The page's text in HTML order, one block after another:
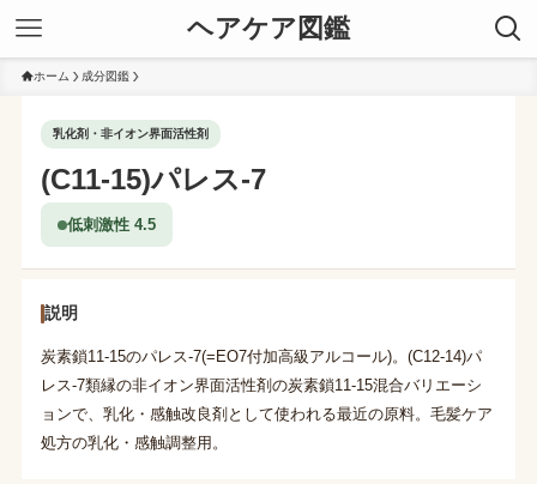
ヘアケア図鑑
ホーム 成分図鑑
乳化剤・非イオン界面活性剤
(C11-15)パレス-7
低刺激性 4.5
説明
炭素鎖11-15のパレス-7(=EO7付加高級アルコール)。(C12-14)パ
レス-7類縁の非イオン界面活性剤の炭素鎖11-15混合バリエーシ
ョンで、乳化・感触改良剤として使われる最近の原料。毛髪ケア
処方の乳化・感触調整用。